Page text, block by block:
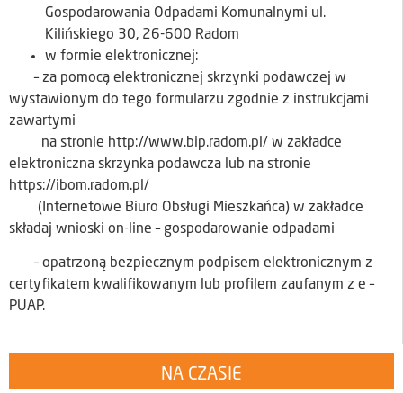
Gospodarowania Odpadami Komunalnymi ul.
Kilińskiego 30, 26-600 Radom
w formie elektronicznej:
– za pomocą elektronicznej skrzynki podawczej w
wystawionym do tego formularzu zgodnie z instrukcjami
zawartymi
na stronie http://www.bip.radom.pl/ w zakładce
elektroniczna skrzynka podawcza lub na stronie
https://ibom.radom.pl/
(Internetowe Biuro Obsługi Mieszkańca) w zakładce
składaj wnioski on-line – gospodarowanie odpadami
– opatrzoną bezpiecznym podpisem elektronicznym z
certyfikatem kwalifikowanym lub profilem zaufanym z e –
PUAP.
NA CZASIE